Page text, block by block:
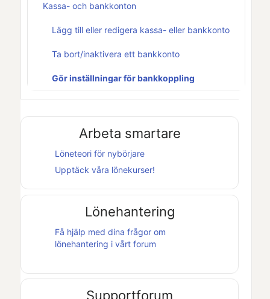
Kassa- och bankkonton
Lägg till eller redigera kassa- eller bankkonto
Ta bort/inaktivera ett bankkonto
Gör inställningar för bankkoppling
Arbeta smartare
Löneteori för nybörjare
Upptäck våra lönekurser!
Lönehantering
Få hjälp med dina frågor om
lönehantering i vårt forum
Supportforum